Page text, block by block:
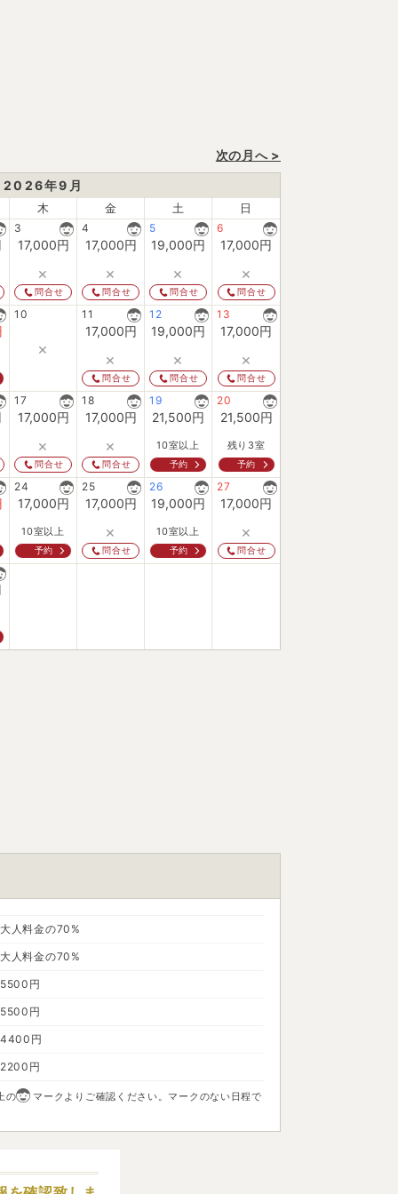
次の月へ >
2026年9 月
木 金 土 日
3
17,000円
×
問合せ
4
17,000円
×
問合せ
5
19,000円
×
問合せ
6
17,000円
×
問合せ
10
×
11
17,000円
×
問合せ
12
19,000円
×
問合せ
13
17,000円
×
問合せ
17
17,000円
×
問合せ
18
17,000円
×
問合せ
19
21,500円
10室以上
予約
20
21,500円
残り3室
予約
24
17,000円
10室以上
予約
25
17,000円
×
問合せ
26
19,000円
10室以上
予約
27
17,000円
×
問合せ
大人料金の70%
大人料金の70%
5500円
5500円
4400円
2200円
の マークよりご確認ください。マークのない日程で